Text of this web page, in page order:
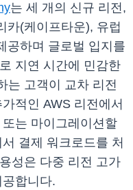
는 세 개의 신규 리전,
카(케이프타운), 유럽
공하며 글로벌 입지를
지연 시간에 민감한
는 고객이 교차 리전
적인 AWS 리전에서
는 마이그레이션할
결제 워크로드를 처
성은 다중 리전 고가
합니다.